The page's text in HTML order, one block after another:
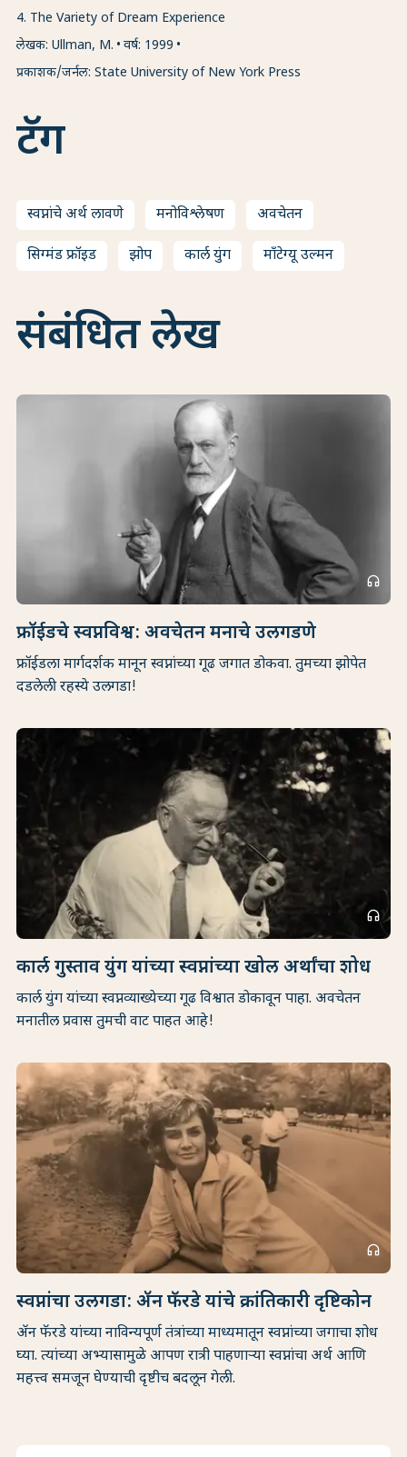
4. The Variety of Dream Experience
लेखक: Ullman, M.
वर्ष: 1999
प्रकाशक/जर्नल: State University of New York Press
टॅग
स्वप्नांचे अर्थ लावणे मनोविश्लेषण अवचेतन
सिग्मंड फ्रॉइड झोप कार्ल युंग माँटेग्यू उल्मन
संबंधित लेख
headphones
फ्रॉईडचे स्वप्नविश्व: अवचेतन मनाचे उलगडणे
फ्रॉईडला मार्गदर्शक मानून स्वप्नांच्या गूढ जगात डोकवा. तुमच्या झोपेत
दडलेली रहस्ये उलगडा!
headphones
कार्ल गुस्ताव युंग यांच्या स्वप्नांच्या खोल अर्थांचा शोध
कार्ल युंग यांच्या स्वप्नव्याख्येच्या गूढ विश्वात डोकावून पाहा. अवचेतन
मनातील प्रवास तुमची वाट पाहत आहे!
headphones
स्वप्नांचा उलगडा: ॲन फॅरडे यांचे क्रांतिकारी दृष्टिकोन
ॲन फॅरडे यांच्या नाविन्यपूर्ण तंत्रांच्या माध्यमातून स्वप्नांच्या जगाचा शोध
घ्या. त्यांच्या अभ्यासामुळे आपण रात्री पाहणाऱ्या स्वप्नांचा अर्थ आणि
महत्त्व समजून घेण्याची दृष्टीच बदलून गेली.